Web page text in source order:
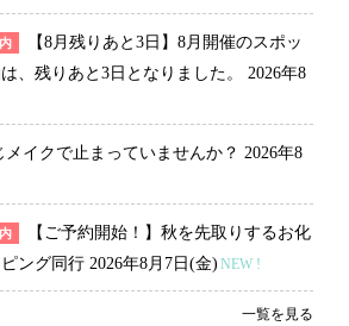
【8月残りあと3日】8月開催のスポッ
、残りあと3日となりました。 2026年8
メイクで止まっていませんか？ 2026年8
【ご予約開始！】秋を先取りするお化
ング同行 2026年8月7日(金) NEW !
一覧を見る